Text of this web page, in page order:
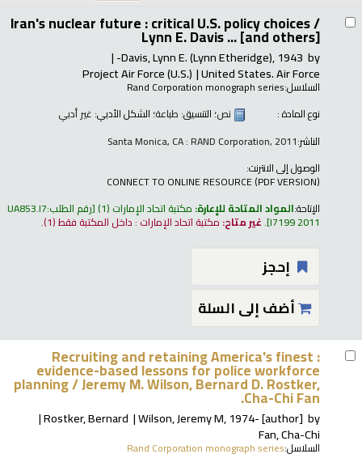
Iran's nuclear future : critical U.S. policy choices /
Lynn E. Davis ... [and others]
by
Davis, Lynn E. (Lynn Etheridge), 1943-
United States. Air Force
Project Air Force (U.S.)
السلاسل:Rand Corporation monograph series
نوع المادة :
نص؛ التنسيق: طباعة؛ الشكل الأدبي: غير أدبي
الناشر:Santa Monica, CA : RAND Corporation, 2011
الوصول إلى الانترنت:
CONNECT TO ONLINE RESOURCE (PDF VERSION)
الإتاحة:المواد المتاحة للإعارة: مكتبة اتحاد الإمارات (1) رقم الطلب:UA853.I7
I7199 2011
.غير متاح: مكتبة اتحاد الإمارات : داخل المكتبة فقط(1).
إحجز
أضف إلى السلة
Recruiting and retaining America's finest :
evidence-based lessons for police workforce
planning /Jeremy M. Wilson, Bernard D. Rostker,
Cha-Chi Fan.
by
Wilson, Jeremy M, 1974-[author]
Rostker, Bernard
Fan, Cha-Chi
السلاسل:Rand Corporation monograph series